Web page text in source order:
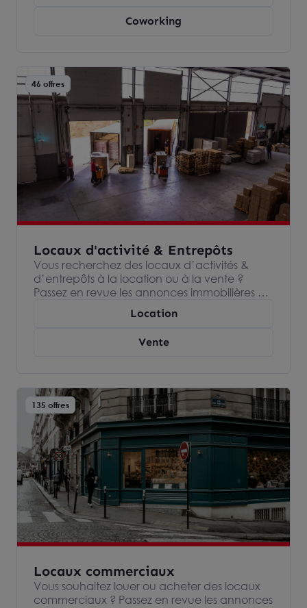
France Ce site présente une sélection
directement, sans engagement.
Coworking
46 offres
Locaux d'activité & Entrepôts
Vous recherchez des locaux d’activités &
d’entrepôts à la location ou à la vente ?
Passez en revue les annonces immobilières de
nos agences Arthur Loyd, spécialisées dans
l’immobilier d’entreprise et devenez
Location
Vente
135 offres
Locaux commerciaux
Vous souhaitez louer ou acheter des locaux
commerciaux ? Passez en revue les annonces